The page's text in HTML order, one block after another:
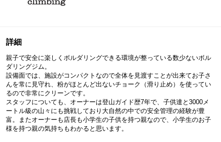
詳細
親子で安全に楽しくボルダリングできる環境が整っている数少ないボル
ダリングジム。
設備面では、施設がコンパクトなので全体を見渡すことが出来てお子さ
んを常に見守れ、粉がほとんど出ないチョーク（滑り止め）を使ってい
るので非常にクリーンです。
スタッフについても、オーナーは登山ガイド歴7年で、子供達と3000メ
ートル級の山々にも挑戦しており大自然の中での安全管理の経験が豊
富。またオーナーも店長も小学生の子供を持つ親なので、小学生のお子
様を持つ親の気持ちもわかると思います。